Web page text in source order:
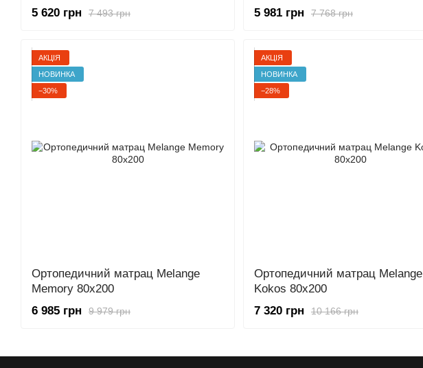
7 493 грн
5 620 грн 7 768 грн
5 981 грн
АКЦІЯ
НОВИНКА
−30%
Ортопедичний матрац Melange
Memory 80x200
9 979 грн
6 985 грн
АКЦІЯ
НОВИНКА
−28%
Ортопедичний матрац Melange
Kokos 80x200
10 166 грн
7 320 грн